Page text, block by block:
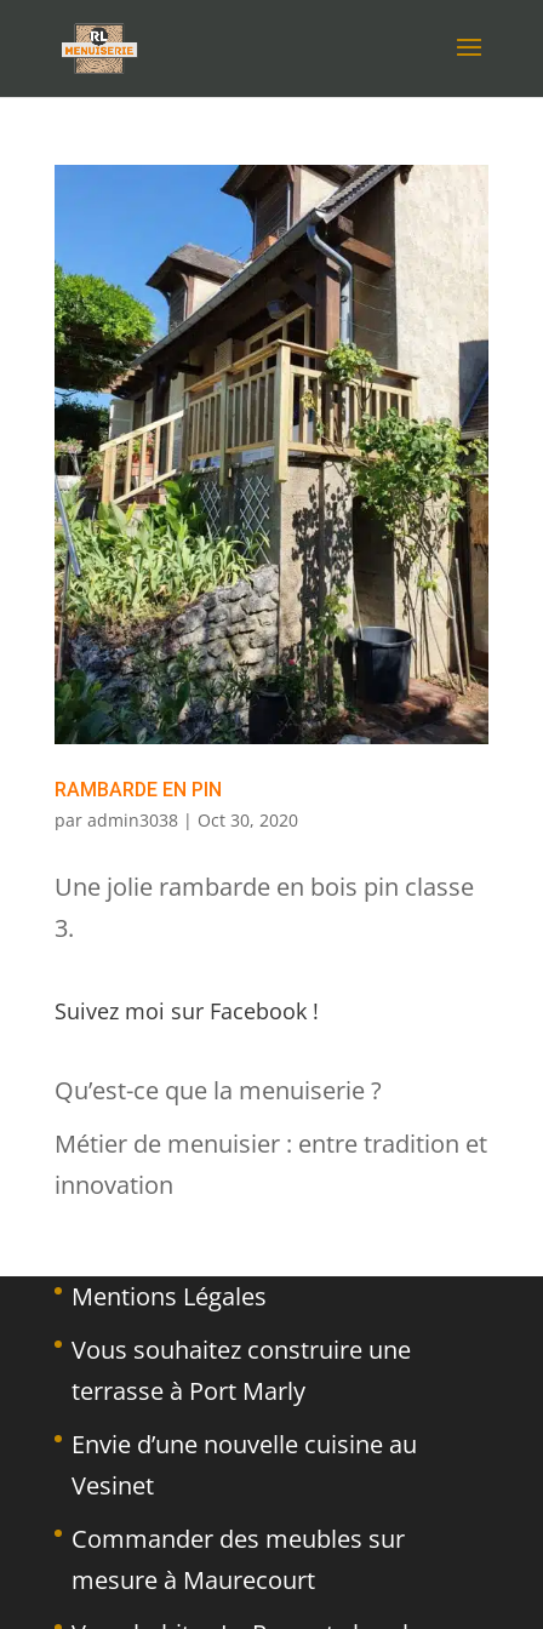
RAMBARDE EN PIN
par admin3038| Oct 30, 2020
Une jolie rambarde en bois pin classe
3.
Suivez moi sur Facebook !
Qu’est-ce que la menuiserie ?
Métier de menuisier : entre tradition et
innovation
Mentions Légales
Vous souhaitez construire une
terrasse à Port Marly
Envie d’une nouvelle cuisine au
Vesinet
Commander des meubles sur
mesure à Maurecourt